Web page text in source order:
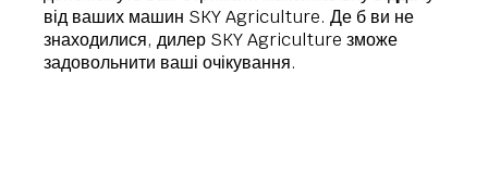
від ваших машин SKY Agriculture. Де б ви не
знаходилися, дилер SKY Agriculture зможе
задовольнити ваші очікування.